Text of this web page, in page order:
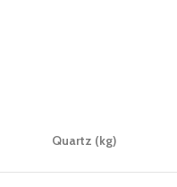
Quartz (kg)